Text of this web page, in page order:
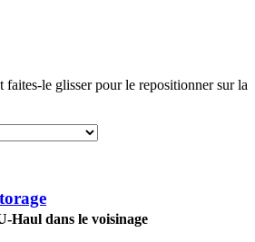
faites-le glisser pour le repositionner sur la
Haul dans le voisinage